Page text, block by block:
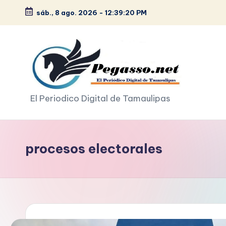
Saltar
contenido
sáb., 8 ago. 2026 - 12:39:20 PM
p
e
g
s
o
El Periodico Digital de Tamaulipas
procesos electorales